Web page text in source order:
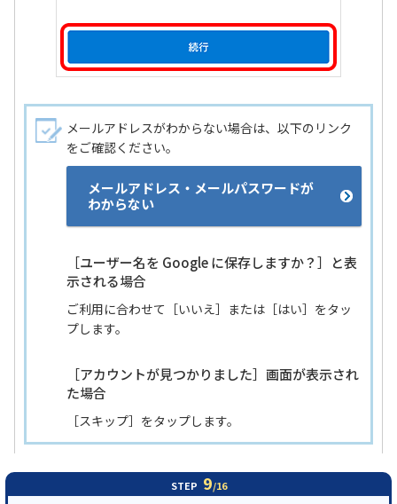
メールアドレスがわからない場合は、以下のリンク
をご確認ください。
メールアドレス・メールパスワードが
わからない
［ユーザー名を Google に保存しますか？］と表
示される場合
ご利用に合わせて［いいえ］または［はい］をタッ
プします。
［アカウントが見つかりました］画面が表示され
た場合
［スキップ］をタップします。
STEP 9/16